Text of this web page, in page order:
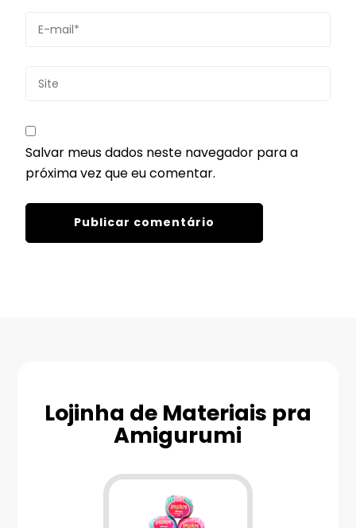
Salvar meus dados neste navegador para a
próxima vez que eu comentar.
Lojinha de Materiais pra
Amigurumi